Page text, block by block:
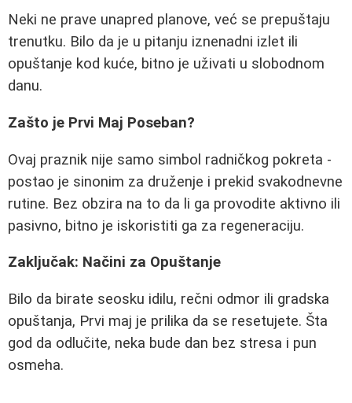
Neki ne prave unapred planove, već se prepuštaju
trenutku. Bilo da je u pitanju iznenadni izlet ili
opuštanje kod kuće, bitno je uživati u slobodnom
danu.
Zašto je Prvi Maj Poseban?
Ovaj praznik nije samo simbol radničkog pokreta -
postao je sinonim za druženje i prekid svakodnevne
rutine. Bez obzira na to da li ga provodite aktivno ili
pasivno, bitno je iskoristiti ga za regeneraciju.
Zaključak: Načini za Opuštanje
Bilo da birate seosku idilu, rečni odmor ili gradska
opuštanja, Prvi maj je prilika da se resetujete. Šta
god da odlučite, neka bude dan bez stresa i pun
osmeha.